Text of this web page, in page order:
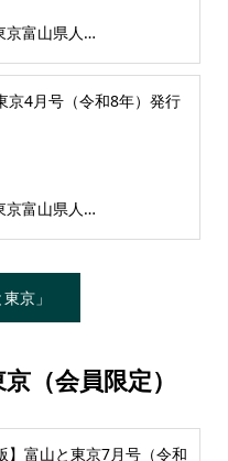
東京富山県人会連合会
京4月号（令和8年）発行
東京富山県人会連合会
京」
（会員限定）
】富山と東京7月号（令和